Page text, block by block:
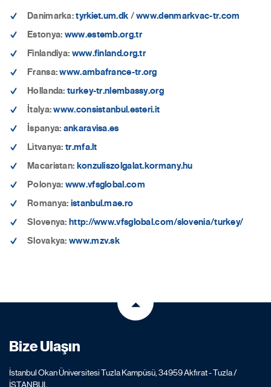
Danimarka:tyrkiet.um.dk /www.denmarkvac-tr.com
Estonya: www.estemb.org.tr
Finlandiya: www.finland.org.tr
Fransa:www.ambafrance-tr.org
Hollanda: turkey-tr.nlembassy.org
İtalya:www.consistanbul.esteri.it
İspanya: ankaravisa.es
Litvanya: tr.mfa.lt
Macaristan: konzuliszolgalat.kormany.hu
Polonya: www.vfsglobal.com
Romanya: istanbul.mae.ro
Slovenya: http://www.vfsglobal.com/slovenia/turkey/
Slovakya: www.mzv.sk
Bize Ulaşın
İstanbul Okan Üniversitesi Tuzla Kampüsü, 34959 Akfırat - Tuzla /
İSTANBUL